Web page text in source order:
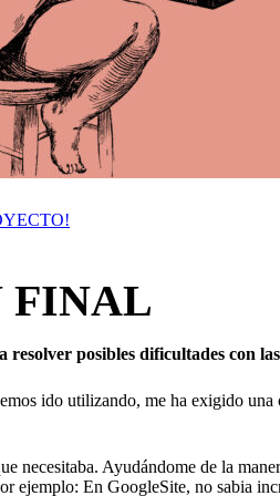
FINAL
resolver posibles dificultades con
ido utilizando, me ha exigido
necesitaba. Ayudándome de la
ejemplo: En GoogleSite, no sabia